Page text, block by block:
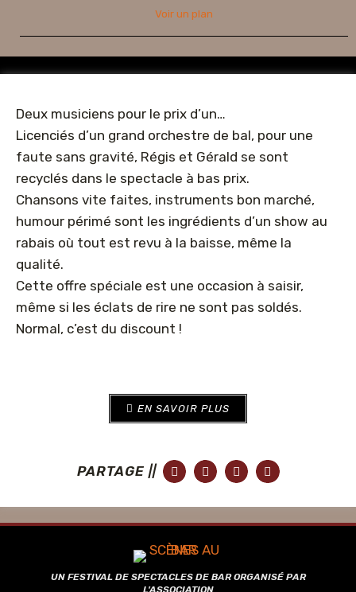
Voir un plan
Deux musiciens pour le prix d’un…
Licenciés d’un grand orchestre de bal, pour une
faute sans gravité, Régis et Gérald se sont
recyclés dans le spectacle à bas prix.
Chansons vite faites, instruments bon marché,
humour périmé sont les ingrédients d’un show au
rabais où tout est revu à la baisse, même la
qualité.
Cette offre spéciale est une occasion à saisir,
même si les éclats de rire ne sont pas soldés.
Normal, c’est du discount !
EN SAVOIR PLUS
PARTAGE ||
UN FESTIVAL DE SPECTACLES DE BAR ORGANISÉ PAR
L'ASSOCIATION